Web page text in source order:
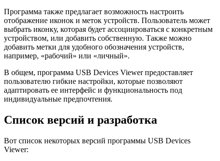
Программа также предлагает возможность настроить
отображение иконок и меток устройств. Пользователь может
выбрать иконку, которая будет ассоциироваться с конкретным
устройством, или добавить собственную. Также можно
добавить метки для удобного обозначения устройств,
например, «рабочий» или «личный».
В общем, программа USB Devices Viewer предоставляет
пользователю гибкие настройки, которые позволяют
адаптировать ее интерфейс и функциональность под
индивидуальные предпочтения.
Список версий и разработка
Вот список некоторых версий программы USB Devices
Viewer: